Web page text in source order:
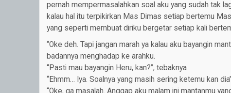
pernah mempermasalahkan soal aku yang sudah tak
kalau hal itu terpikirkan Mas Dimas setiap bertemu
yang seperti membuat diriku bergetar setiap kali
“Oke deh. Tapi jangan marah ya kalau aku bayangin
badannya menghadap ke arahku.
“Pasti mau bayangin Heru, kan?”, tebaknya
“Ehmm… Iya. Soalnya yang masih sering ketemu kan
“Oke, ga masalah. Anggap aku malam ini mantanmu